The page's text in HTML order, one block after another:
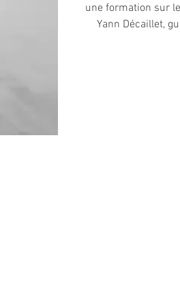
une formation sur
Yann Décaillet,